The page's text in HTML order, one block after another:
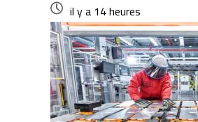
il y a 14 heures